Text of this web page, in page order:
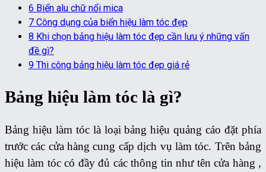
6 Biển alu chữ nổi mica
7 Công dụng của biển hiệu làm tóc đẹp
8 Khi chọn bảng hiệu làm tóc đẹp cần lưu ý những vấn
đề gì?
9 Thi công bảng hiệu làm tóc đẹp giá rẻ
Bảng hiệu làm tóc là gì?
Bảng hiệu làm tóc là loại bảng hiệu quảng cáo đặt phía
trước các cửa hàng cung cấp dịch vụ làm tóc. Trên bảng
hiệu làm tóc có đầy đủ các thông tin như tên cửa hàng ,